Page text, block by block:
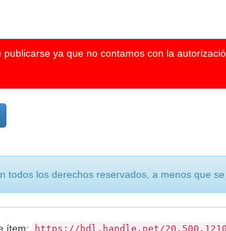
ya que no contamos con la
los derechos reservados, a menos que
ítem: https://hdl.handle.net/